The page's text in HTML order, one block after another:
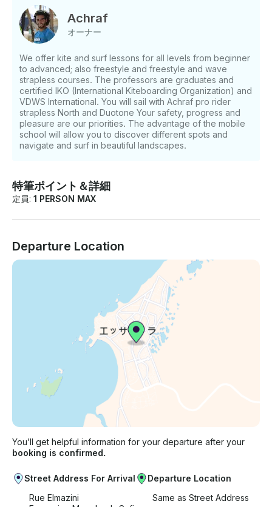
ー • コンビネーション • ハーネス • 送迎 • その場での
監督 期待できること: 私たちはモロッコのエッサウィラ
にあるモバイルスクールです。初心者から上級者まで、
あらゆるレベルのコースとクリニック（コーチング）カ
イトを提供しています。IKOとVDWS Internationalの認
定を受けた専門家であるインストラクターの経験と忍耐
力により、穏やかで安全な条件でカイトサーフィンを学
ぶ機会を提供しています 。私たちのコースはプライベー
ト (インストラクター1人につき1人の学生) またはセミプ
ライベート (インストラクター1人につき2人の学生) で
す。 私たちの経験から、近接性と個人的なサポートがあ
れば、短期間で最適な成果が得られることがわかってい
もらいます。時間と風が許せば、1日2時間のセッション
を2回受けることができます。授業はウォータースター
トからヘルメットラジオを使って行われます。コースの
雰囲気は真面目で親しみやすく、カイトとの冒険を最大
み、グループレッスン (学生4名/インストラクター1名、
学生2名にカイト1つ) を提供しています。ご不明な点が
ございましたら、お支払い前にGetMyBoatのメッセージ
ングプラットフォームを通じて回答できます。「予約を
リクエスト」をクリックして、カスタムオファーのお問
い合わせを送信してください 。
Achraf
オーナー
We offer kite and surf lessons for all levels from beginner
to advanced; also freestyle and freestyle and wave
strapless courses. The professors are graduates and
certified IKO (International Kiteboarding Organization) and
VDWS International. You will sail with Achraf pro rider
strapless North and Duotone Your safety, progress and
pleasure are our priorities. The advantage of the mobile
school will allow you to discover different spots and
navigate and surf in beautiful landscapes.
特筆ポイント＆詳細
定員: 1 PERSON MAX
Departure Location
You’ll get helpful information for your departure after your
booking is confirmed.
Street Address For Arrival
Rue Elmazini
Departure Location
Same as Street Address